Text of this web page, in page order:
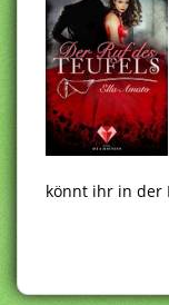
könnt ihr in der